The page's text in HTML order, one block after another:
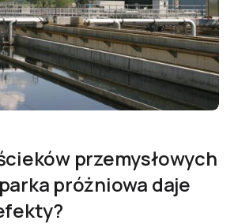
przemysłowych
próżniowa daje